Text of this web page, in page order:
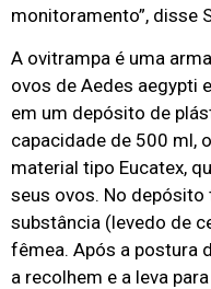
monitoramento”, disse
A ovitrampa é uma
ovos de Aedes aegypti
em um depósito de
capacidade de 500 ml,
material tipo Eucatex,
seus ovos. No
substância (levedo de
fêmea. Após a postura
a recolhem e a leva